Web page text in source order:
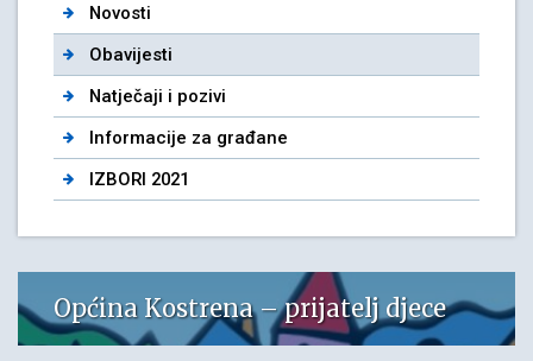
Novosti
Obavijesti
Natječaji i pozivi
Informacije za građane
IZBORI 2021
Općina Kostrena – prijatelj djece